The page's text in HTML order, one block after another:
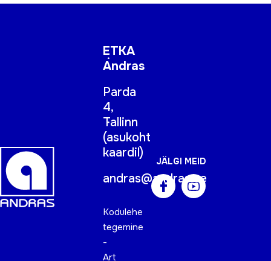
ETKA
Andras
Parda
4,
Tallinn
(asukoht
kaardil)
andras@andras.ee
Kodulehe
tegemine
-
Art
JÄLGI MEID